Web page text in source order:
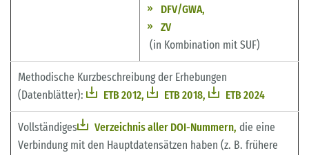
DFV/GWA,
ZV
(in Kombination mit SUF)
Methodische Kurzbeschreibung der Erhebungen
(Datenblätter):
ETB 2012, ETB 2018, ETB 2024
Vollständiges Verzeichnis aller DOI-Nummern, die eine
Verbindung mit den Hauptdatensätzen haben (z. B. frühere